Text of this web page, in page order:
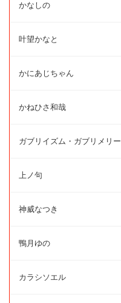
かなしの
叶望かなと
かにあじちゃん
かねひさ和哉
ガブリイズム・ガブリメリー
上ノ句
神威なつき
鴨月ゆの
カラシソエル